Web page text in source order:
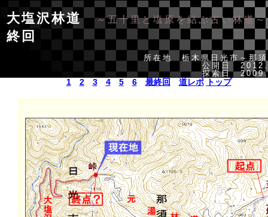
大塩沢林道～五十里と塩原を結ぶ古い林道～
終回
所在地 栃木県日光市～那
公開日
探索日
1 2 3 4 5 6 最終回 道レポ トップ